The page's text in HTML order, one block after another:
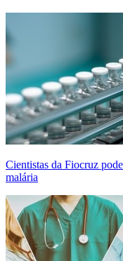
Cientistas da Fiocruz
malária